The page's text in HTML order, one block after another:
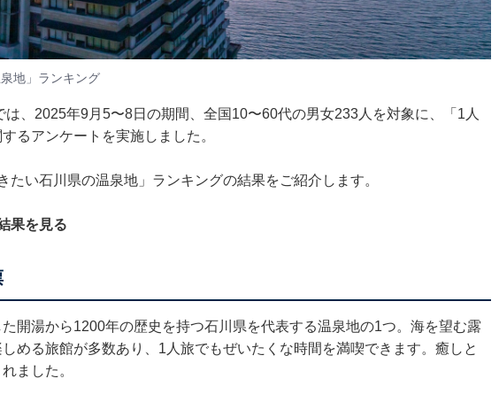
地」ランキング
、2025年9月5〜8日の期間、全国10〜60代の男女233人を対象に、「1人
るアンケートを実施しました。
たい石川県の温泉地」ランキングの結果をご紹介します。
果を見る
開湯から1200年の歴史を持つ石川県を代表する温泉地の1つ。海を望む露
める旅館が多数あり、1人旅でもぜいたくな時間を満喫できます。癒しと
ました。